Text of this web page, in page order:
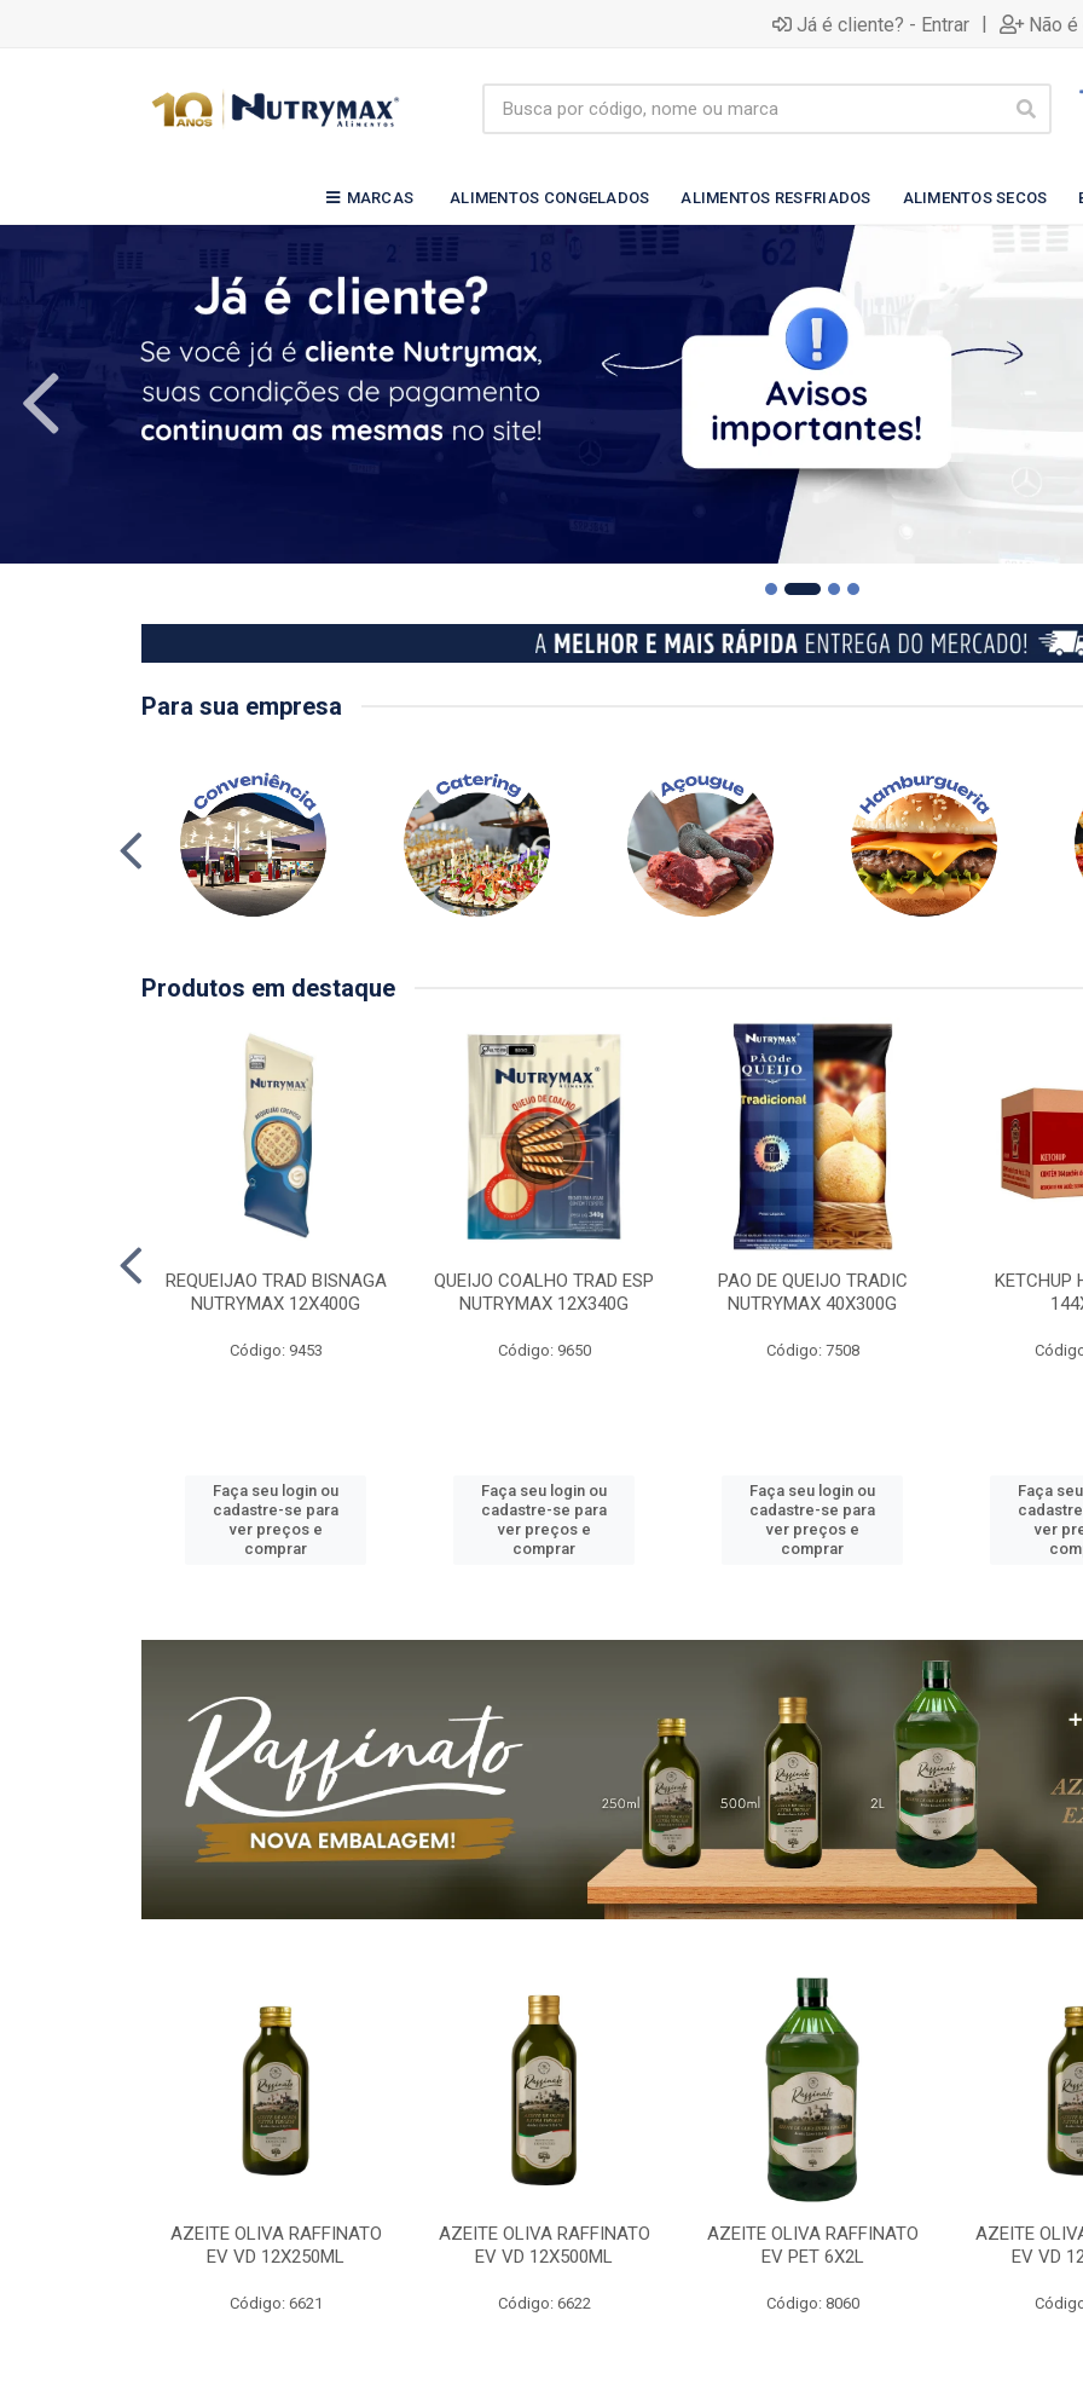
Já é cliente? - Entrar | Não
MARCAS ALIMENTOS CONGELADOS ALIMENTOS RESFRIADOS ALIMENTOS SECOS
Para sua empresa
Produtos em destaque
REQUEIJAO TRAD BISNAGA
NUTRYMAX 12X400G
Código: 9453
Faça seu login ou
cadastre-se para
ver preços e
comprar
QUEIJO COALHO TRAD ESP
NUTRYMAX 12X340G
Código: 9650
Faça seu login ou
cadastre-se para
ver preços e
comprar
PAO DE QUEIJO TRADIC
NUTRYMAX 40X300G
Código: 7508
Faça seu login ou
cadastre-se para
ver preços e
comprar
KETCHUP
Faça
ver
AZEITE OLIVA RAFFINATO
EV VD 12X250ML
Código: 6621
AZEITE OLIVA RAFFINATO
EV VD 12X500ML
Código: 6622
AZEITE OLIVA RAFFINATO
EV PET 6X2L
Código: 8060
AZEITE
EV VD